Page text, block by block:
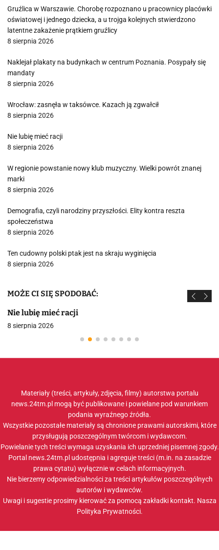
Gruźlica w Warszawie. Chorobę rozpoznano u pracownicy placówki
oświatowej i jednego dziecka, a u trojga kolejnych stwierdzono
latentne zakażenie prątkiem gruźlicy
8 sierpnia 2026
Naklejał plakaty na budynkach w centrum Poznania. Posypały się
mandaty
8 sierpnia 2026
Wrocław: zasnęła w taksówce. Kazach ją zgwałcił
8 sierpnia 2026
Nie lubię mieć racji
8 sierpnia 2026
W regionie powstanie nowy klub muzyczny. Wielki powrót znanej
marki
8 sierpnia 2026
Demografia, czyli narodziny przyszłości. Elity kontra reszta
społeczeństwa
8 sierpnia 2026
Ten cudowny polski ptak jest na skraju wyginięcia
8 sierpnia 2026
MOŻE CI SIĘ SPODOBAĆ:
Nie lubię mieć racji
8 sierpnia 2026
Materiały (treści, artykuły, zdjęcia, filmy) autorstwa portalu
news.24tm.pl mogą być publikowane i powielane pod warunkiem
podania wyraźnego źródła.
Wszystkie pozostałe materiały są chronione prawami autorskimi, które
przysługują poszczególnym twórcom i wydawcom.
Powielanie tych treści wymaga uzyskania ich uprzedniej pisemnej zgody.
Portal news.24tm.pl udostępnia i agreguje treści (m.in. na zasadzie
prawa cytatu) wyłącznie w celach informacyjnych.
Nie bierzemy odpowiedzialności za treści artykułów poszczególnych
autorów i wydawców.
Uwagi i sugestie prosimy kierować za pomocą zakładki kontakt. Nasza
Polityka Prywatności.